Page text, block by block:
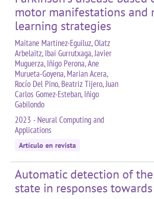
motor manifestations and
learning strategies
Maitane Martinez-Eguiluz, Olatz
Arbelaitz, Ibai Gurrutxaga, Javier
Muguerza, Iñigo Perona, Ane
Murueta-Goyena, Marian Acera,
Rocío Del Pino, Beatriz Tijero, Juan
Carlos Gomez-Esteban, Iñigo
Gabilondo
2023 - Neural Computing and
Applications
Artículo en revista
Automatic detection of
state in responses